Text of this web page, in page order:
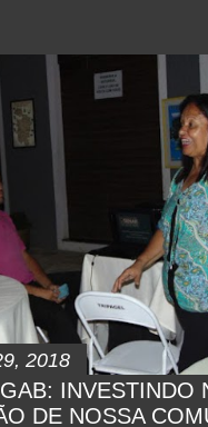
2018
INVESTINDO
DE NOSSA